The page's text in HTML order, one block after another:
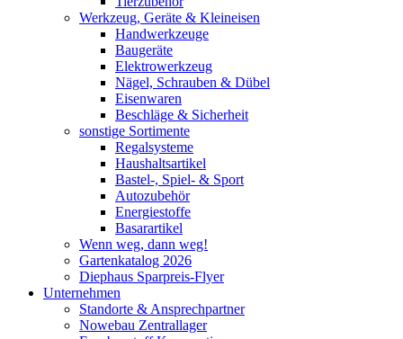
Werkzeug, Geräte & Kleineisen
Handwerkzeuge
Baugeräte
Elektrowerkzeug
Nägel, Schrauben & Dübel
Eisenwaren
Beschläge & Sicherheit
sonstige Sortimente
Regalsysteme
Haushaltsartikel
Bastel-, Spiel- & Sport
Autozubehör
Energiestoffe
Basarartikel
Wenn weg, dann weg!
Gartenkatalog 2026
Diephaus Sparpreis-Flyer
Unternehmen
Standorte & Ansprechpartner
Nowebau Zentrallager